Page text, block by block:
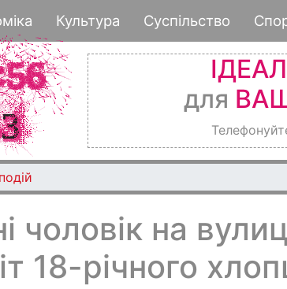
до
основного
Культура Суспільство
для
на
18-річного